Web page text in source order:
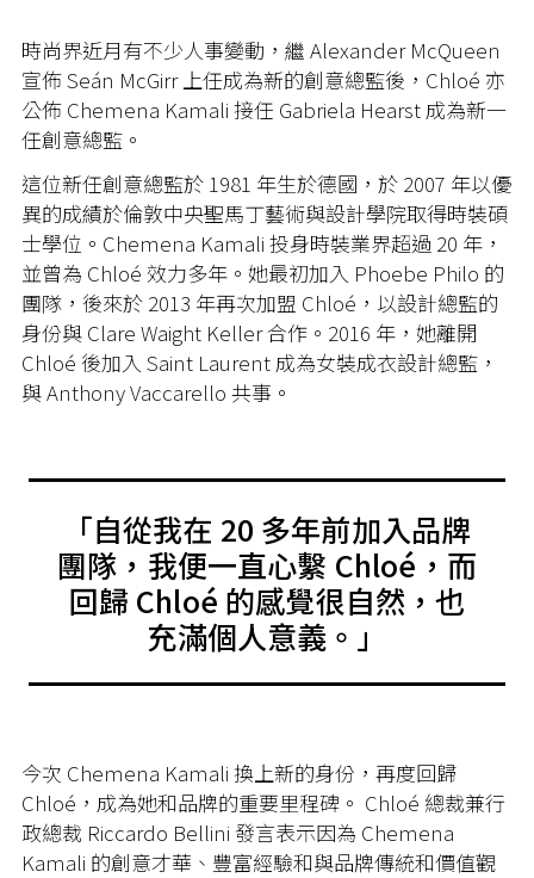
時尚界近月有不少人事變動，繼 Alexander McQueen
宣佈 Seán McGirr 上任成為新的創意總監後，Chloé 亦
公佈 Chemena Kamali 接任 Gabriela Hearst 成為新一
任創意總監。
這位新任創意總監於 1981 年生於德國，於 2007 年以優
異的成績於倫敦中央聖馬丁藝術與設計學院取得時裝碩
士學位。Chemena Kamali 投身時裝業界超過 20 年，
並曾為 Chloé 效力多年。她最初加入 Phoebe Philo 的
團隊，後來於 2013 年再次加盟 Chloé，以設計總監的
身份與 Clare Waight Keller 合作。2016 年，她離開
Chloé 後加入 Saint Laurent 成為女裝成衣設計總監，
與 Anthony Vaccarello 共事。
「自從我在 20 多年前加入品牌
團隊，我便一直心繫 Chloé， 而
回歸Chloé 的感覺很自然，也
充滿個人意義。」
今次 Chemena Kamali 換上新的身份，再度回歸
Chloé，成為她和品牌的重要里程碑。 Chloé 總裁兼行
政總裁 Riccardo Bellini 發言表示因為 Chemena
Kamali 的創意才華、豐富經驗和與品牌傳統和價值觀